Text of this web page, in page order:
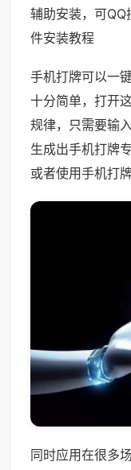
辅助安装，可
件安装教程
手机打牌可以一
十分简单，打开
规律，只需要输
生成出手机打牌
或者使用手机打
同时应用在很多